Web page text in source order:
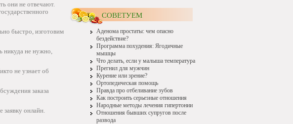
они не отвечают.
быстро, изготовим
никуда не нужно,
не узнает об
заказа
заявку онлайн.
СОВЕТУЕМ
Аденома простаты: чем опасно
бездействие?
Программа похудения: Ягодичные
мышцы
Что делать, если у малыша температура
Прегнил для мужчин
Курение или зрение?
Ортопедическая помощь
Правда про отбеливание зубов
Как построить серьезные отношения
Народные методы лечения гипертонии
Отношения бывших супругов после
развода